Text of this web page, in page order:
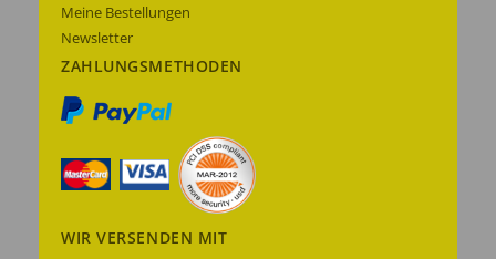
Meine Bestellungen
Newsletter
ZAHLUNGSMETHODEN
WIR VERSENDEN MIT